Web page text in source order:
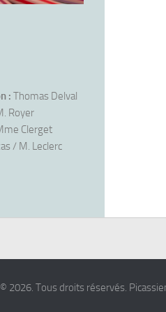
: Thomas Delval
Royer
Clerget
/ M. Leclerc
2026. Tous droits réservés.